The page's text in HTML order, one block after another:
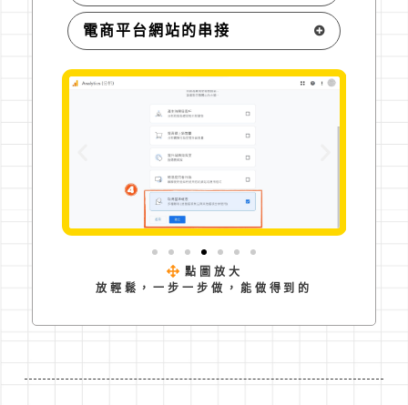
電商平台網站的串接
點圖放大
放輕鬆，一步一步做，能做得到的